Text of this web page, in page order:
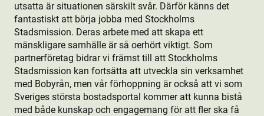
utsatta är situationen särskilt svår. Därför känns det
fantastiskt att börja jobba med Stockholms
Stadsmission. Deras arbete med att skapa ett
mänskligare samhälle är så oerhört viktigt. Som
partnerföretag bidrar vi främst till att Stockholms
Stadsmission kan fortsätta att utveckla sin verksamhet
med Bobyrån, men vår förhoppning är också att vi som
Sveriges största bostads­portal kommer att kunna bistå
med både kunskap och engagemang för att fler ska få